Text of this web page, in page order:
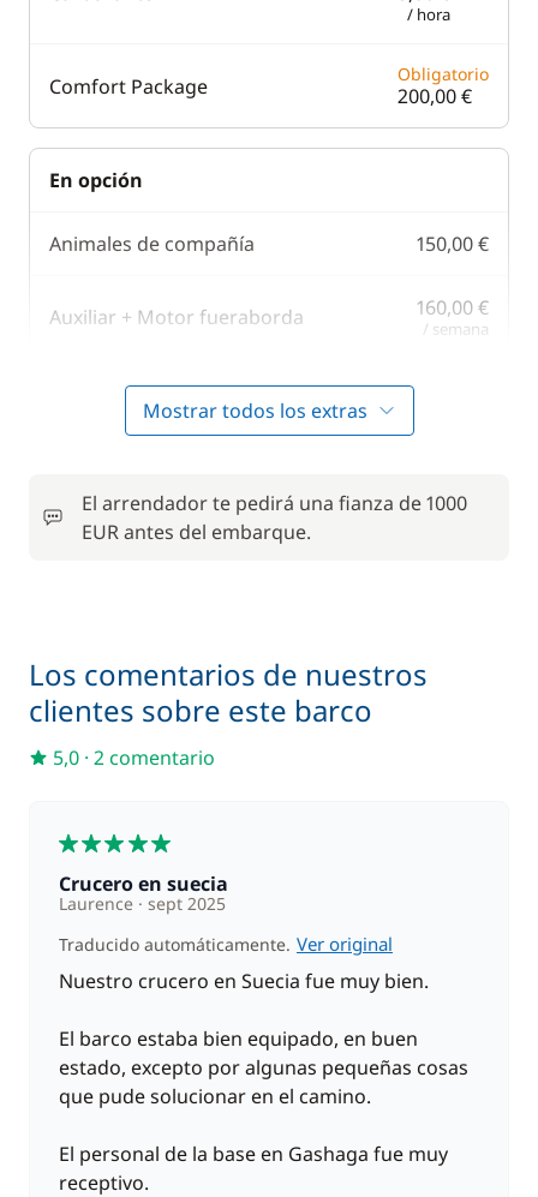
/ hora
Comfort Package Obligatorio
200,00 €
En opción
Animales de compañía 150,00 €
Auxiliar + Motor fueraborda 160,00 €
/ semana
/ artículo
Red de seguridad
Mostrar todos los extras
El arrendador te pedirá una fianza de 1000
EUR antes del embarque.
Los comentarios de nuestros
clientes sobre este barco
5,0 · 2 comentario
Crucero en suecia
Laurence
sept 2025
Traducido automáticamente. Ver original
Nuestro crucero en Suecia fue muy bien.
El barco estaba bien equipado, en buen
estado, excepto por algunas pequeñas cosas
que pude solucionar en el camino.
El personal de la base en Gashaga fue muy
receptivo.